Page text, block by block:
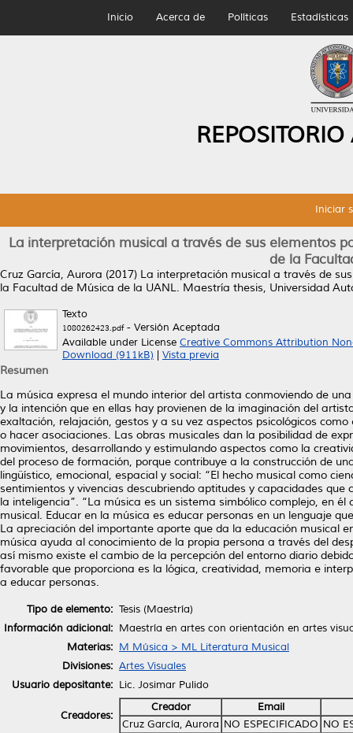
Inicio Acerca de Políticas Estadísticas
Iniciar
La interpretación musical a través de sus elementos
de la
Cruz García, Aurora (2017) La interpretación musical a través de
la Facultad de Música de la UANL. Maestría thesis, Universidad
Texto
1080262423.pdf- Versión Aceptada
Available under License Creative Commons Attribution
Download (911kB)
Vista previa
Resumen
La música expresa el mundo interior del artista conmoviendo de
y la intención que en ellas hay provienen de la imaginación del
exaltación, relajación, gestos y a su vez aspectos psicológicos
o hacer asociaciones. Las obras musicales dan la posibilidad de
movimientos, desarrollando y estimulando aspectos como la
del proceso de formación, porque contribuye a la construcción de
lingüístico, emocional, espacial y social: “El hecho musical como
sentimientos y vivencias descubriendo aptitudes y capacidades
la inteligencia”. “La música es un sistema simbólico complejo, en
musical. Educar en la música es educar personas en un lenguaje
La apreciación del importante aporte que da la educación musical
música ayuda al conocimiento de la propia persona a través del
así mismo existe el cambio de la percepción del entorno diario
favorable que proporciona es la lógica, creatividad, memoria e
a educar personas.
Tipo de elemento: Tesis (Maestría)
Información adicional: Maestría en artes con orientación en artes
Materias: M Música > ML Literatura Musical
Divisiones: Artes Visuales
Usuario depositante: Lic. Josimar Pulido
Creadores:
Creador
Email
Cruz García, Aurora NO ESPECIFICADO NO